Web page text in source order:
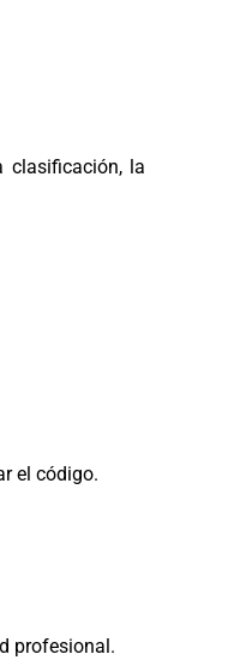
clasificación, la
el código.
profesional .